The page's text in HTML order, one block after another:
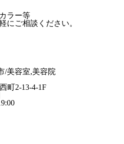
ラー等
にご相談ください。
/美容室,美容院
町2-13-4-1F